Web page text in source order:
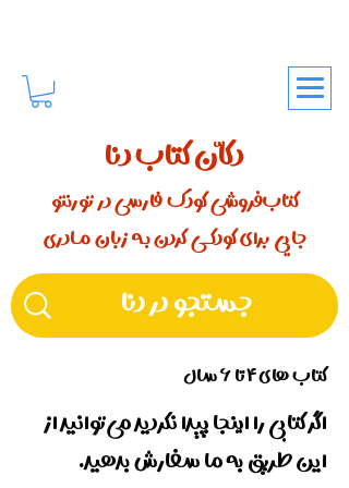
دکّان کتاب دنا
کتاب‌فروشی کودک فارسی در تورنتو
جایی برای کودکـــی کردن بـه زبان مـادری
کتاب های ۴ تا ۶ سال
اگر کتابی را اینجا پیدا نکردید می‌توانید از
این طریق به ما سفارش بدهید.